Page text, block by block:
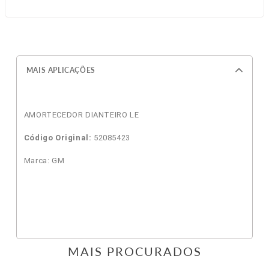
MAIS APLICAÇÕES
AMORTECEDOR DIANTEIRO LE
Código Original: 52085423
Marca: GM
MAIS PROCURADOS